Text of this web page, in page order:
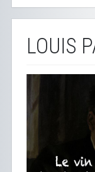
LOUIS